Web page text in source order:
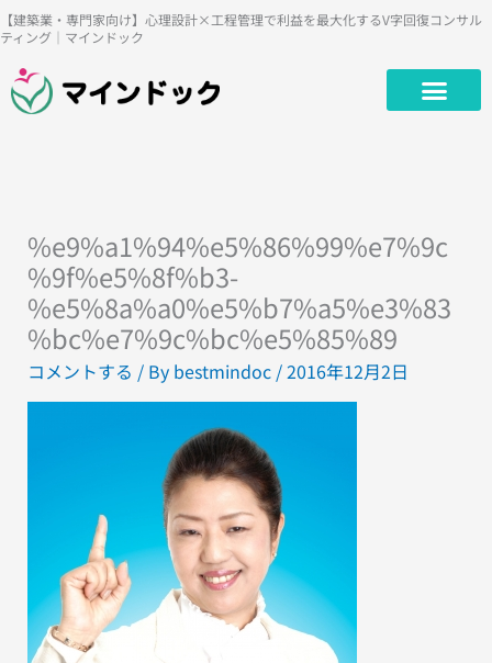
内
容
を
ス
【建築業・専門家向け】心理設計×工程管理で利益を最大化するV字回復コンサル
ティング｜マインドック
%e9%a1%94%e5%86%99%e7%9c
%9f%e5%8f%b3-
%e5%8a%a0%e5%b7%a5%e3%83
%bc%e7%9c%bc%e5%85%89
コメントする / By bestmindoc /2016年12月2日